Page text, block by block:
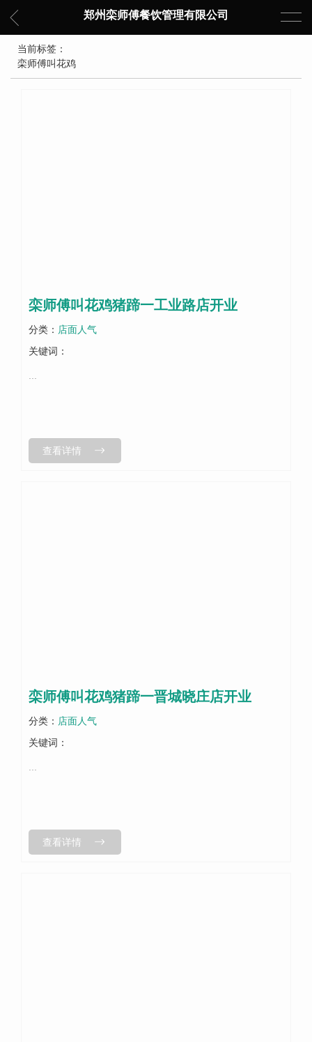
郑州栾师傅餐饮管理有限公司
当前标签：
栾师傅叫花鸡
栾师傅叫花鸡猪蹄一工业路店开业
分类： 店面人气
关键词：
查看详情
栾师傅叫花鸡猪蹄一晋城晓庄店开业
分类： 店面人气
关键词：
查看详情